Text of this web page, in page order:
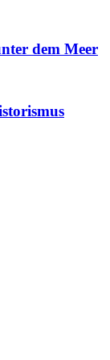
dem Meer